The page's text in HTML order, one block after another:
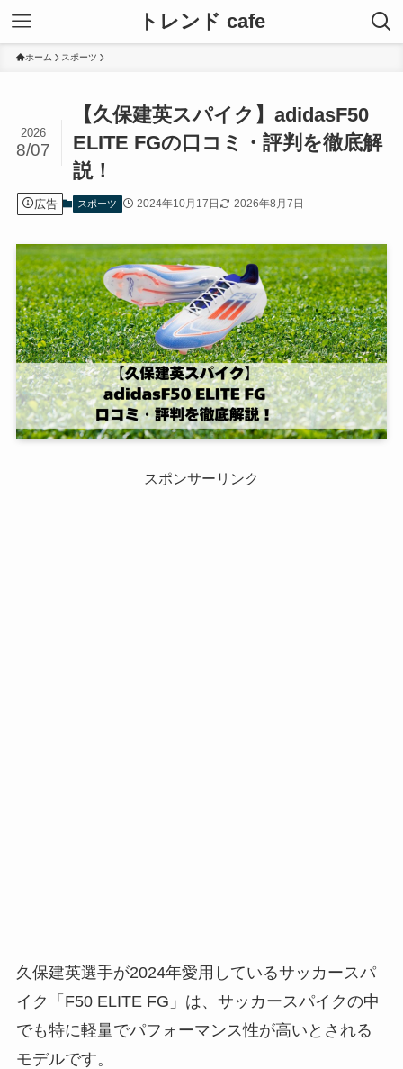
トレンド cafe
ホーム スポーツ
【久保建英スパイク】adidasF50
ELITE FGの口コミ・評判を徹底解
説！
2026
8/07
広告 スポーツ 2024年10月17日 2026年8月7日
スポンサーリンク
久保建英選手が2024年愛用しているサッカースパ
イク「F50 ELITE FG」は、サッカースパイクの中
でも特に軽量でパフォーマンス性が高いとされる
モデルです。